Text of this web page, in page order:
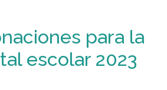
para la
escolar 2023